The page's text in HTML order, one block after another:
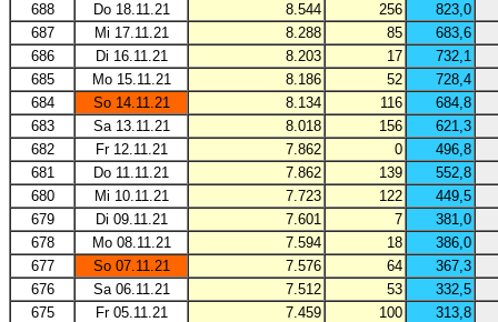
688
Do 18.11.21 8.544 256
823,0
687
Mi 17.11.21 8.288 85
683,6
686
Di 16.11.21 8.203 17
732,1
685
Mo 15.11.21 8.186 52
728,4
684
So 14.11.21 8.134 116
684,8
683
Sa 13.11.21 8.018 156
621,3
682
Fr 12.11.21 7.862 0
496,8
681
Do 11.11.21 7.862 139
552,8
680
Mi 10.11.21 7.723 122
449,5
679
Di 09.11.21 7.601 7
381,0
678
Mo 08.11.21 7.594 18
386,0
677
So 07.11.21 7.576 64
367,3
676
Sa 06.11.21 7.512 53
332,5
675
Fr 05.11.21 7.459 100
313,8